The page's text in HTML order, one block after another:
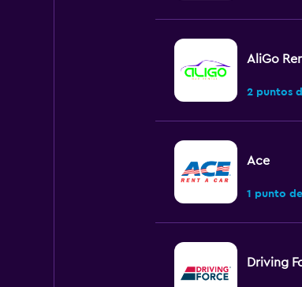
AliGo
2 puntos
Ace
1 punto
Driving